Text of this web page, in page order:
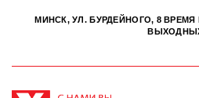
МИНСК, УЛ. БУРДЕЙНОГО, 8 ВРЕМЯ